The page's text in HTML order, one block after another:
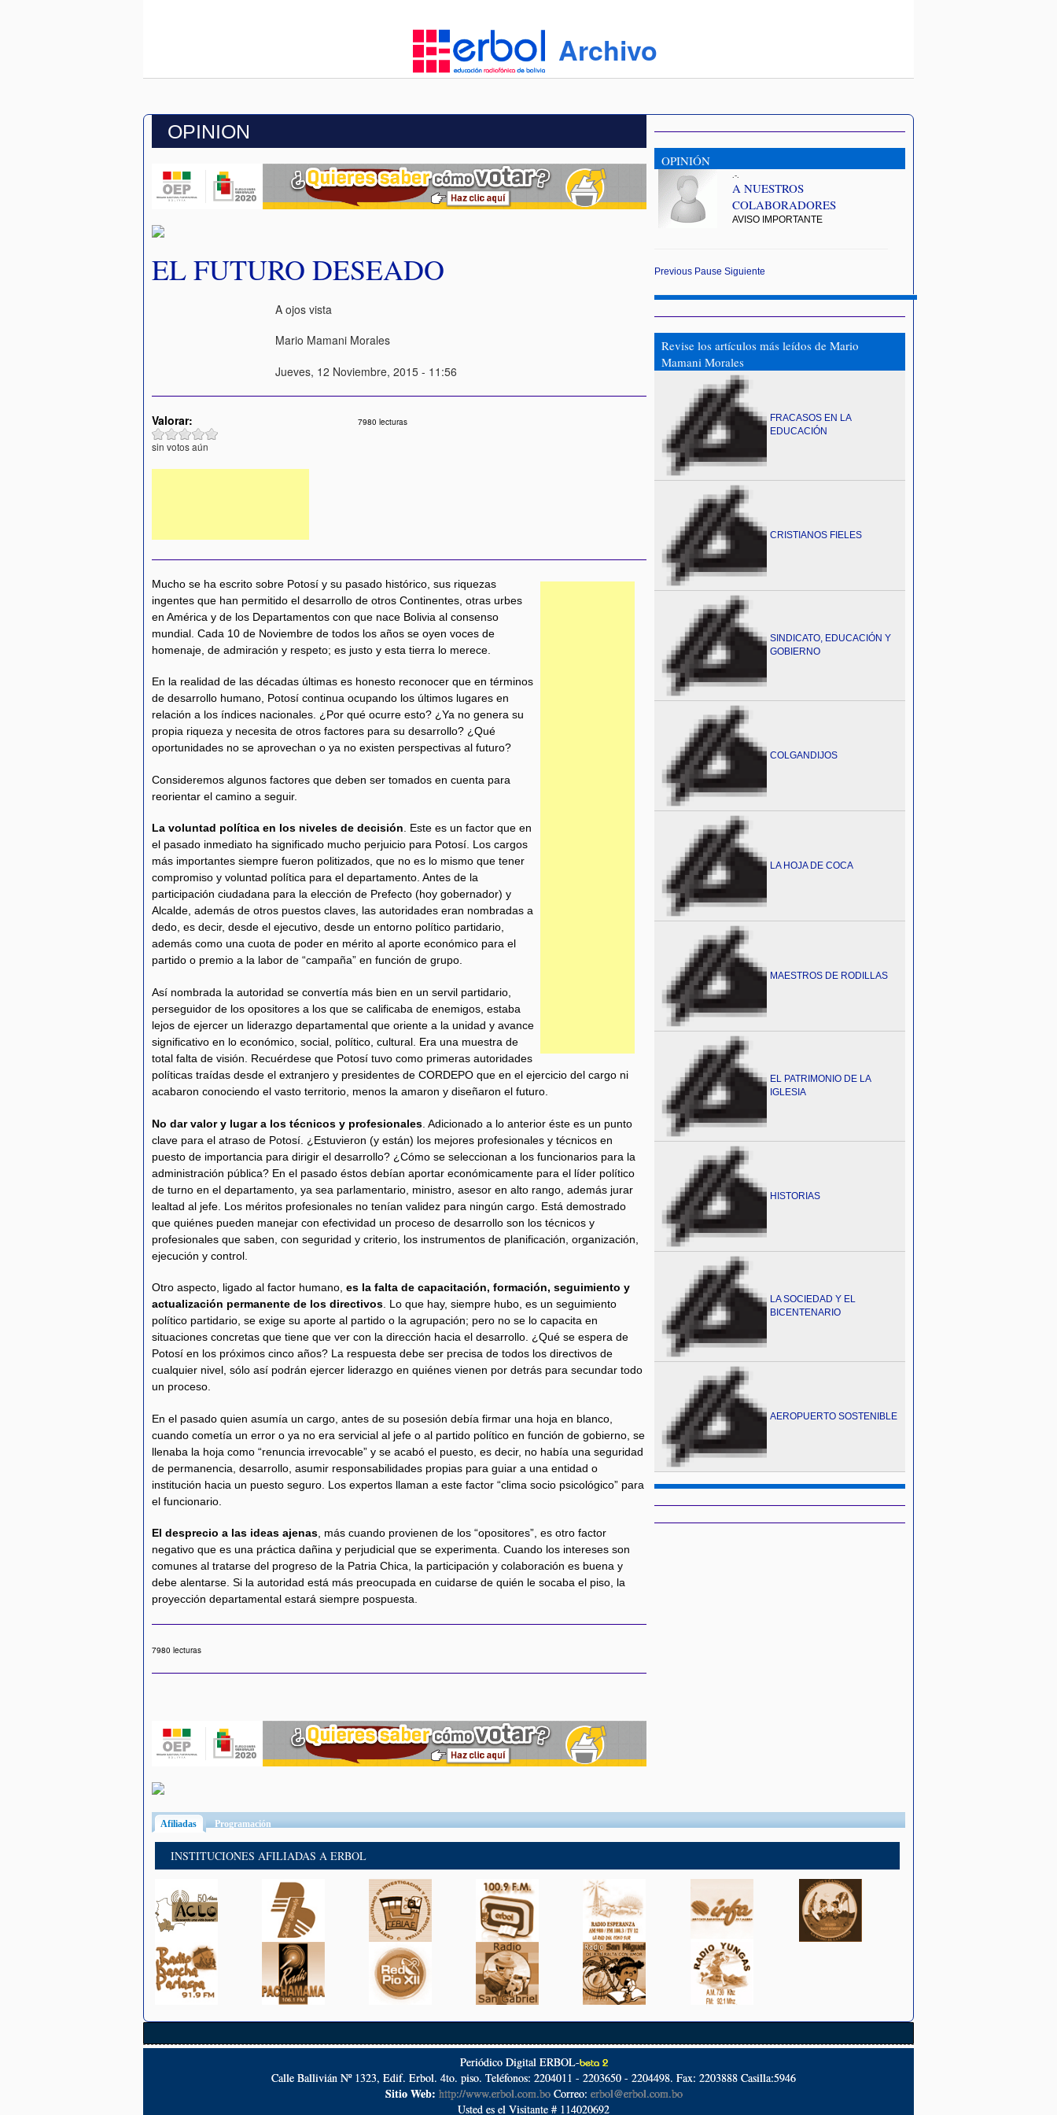
Archivo
OPINION
EL FUTURO DESEADO
A ojos vista
Mario Mamani Morales
Jueves, 12 Noviembre, 2015 - 11:56
Valorar:
sin votos aún
7980 lecturas
Mucho se ha escrito sobre Potosí y su pasado histórico, sus riquezas
ingentes que han permitido el desarrollo de otros Continentes, otras urbes
en América y de los Departamentos con que nace Bolivia al consenso
mundial. Cada 10 de Noviembre de todos los años se oyen voces de
homenaje, de admiración y respeto; es justo y esta tierra lo merece.
En la realidad de las décadas últimas es honesto reconocer que en términos
de desarrollo humano, Potosí continua ocupando los últimos lugares en
relación a los índices nacionales. ¿Por qué ocurre esto? ¿Ya no genera su
propia riqueza y necesita de otros factores para su desarrollo? ¿Qué
oportunidades no se aprovechan o ya no existen perspectivas al futuro?
Consideremos algunos factores que deben ser tomados en cuenta para
reorientar el camino a seguir.
La voluntad política en los niveles de decisión. Este es un factor que en
el pasado inmediato ha significado mucho perjuicio para Potosí. Los cargos
más importantes siempre fueron politizados, que no es lo mismo que tener
compromiso y voluntad política para el departamento. Antes de la
participación ciudadana para la elección de Prefecto (hoy gobernador) y
Alcalde, además de otros puestos claves, las autoridades eran nombradas a
dedo, es decir, desde el ejecutivo, desde un entorno político partidario,
además como una cuota de poder en mérito al aporte económico para el
partido o premio a la labor de “campaña” en función de grupo.
Así nombrada la autoridad se convertía más bien en un servil partidario,
perseguidor de los opositores a los que se calificaba de enemigos, estaba
lejos de ejercer un liderazgo departamental que oriente a la unidad y avance
significativo en lo económico, social, político, cultural. Era una muestra de
total falta de visión. Recuérdese que Potosí tuvo como primeras autoridades
políticas traídas desde el extranjero y presidentes de CORDEPO que en el ejercicio del cargo ni
acabaron conociendo el vasto territorio, menos la amaron y diseñaron el futuro.
No dar valor y lugar a los técnicos y profesionales . Adicionado a lo anterior éste es un punto
clave para el atraso de Potosí. ¿Estuvieron (y están) los mejores profesionales y técnicos en
puesto de importancia para dirigir el desarrollo? ¿Cómo se seleccionan a los funcionarios para la
administración pública? En el pasado éstos debían aportar económicamente para el líder político
de turno en el departamento, ya sea parlamentario, ministro, asesor en alto rango, además jurar
lealtad al jefe. Los méritos profesionales no tenían validez para ningún cargo. Está demostrado
que quiénes pueden manejar con efectividad un proceso de desarrollo son los técnicos y
profesionales que saben, con seguridad y criterio, los instrumentos de planificación, organización,
ejecución y control.
Otro aspecto, ligado al factor humano, es la falta de capacitación, formación, seguimiento y
actualización permanente de los directivos . Lo que hay, siempre hubo, es un seguimiento
político partidario, se exige su aporte al partido o la agrupación; pero no se lo capacita en
situaciones concretas que tiene que ver con la dirección hacia el desarrollo. ¿Qué se espera de
Potosí en los próximos cinco años? La respuesta debe ser precisa de todos los directivos de
cualquier nivel, sólo así podrán ejercer liderazgo en quiénes vienen por detrás para secundar todo
un proceso.
En el pasado quien asumía un cargo, antes de su posesión debía firmar una hoja en blanco,
cuando cometía un error o ya no era servicial al jefe o al partido político en función de gobierno, se
llenaba la hoja como “renuncia irrevocable” y se acabó el puesto, es decir, no había una seguridad
de permanencia, desarrollo, asumir responsabilidades propias para guiar a una entidad o
institución hacia un puesto seguro. Los expertos llaman a este factor “clima socio psicológico” para
el funcionario.
El desprecio a las ideas ajenas, más cuando provienen de los “opositores”, es otro factor
negativo que es una práctica dañina y perjudicial que se experimenta. Cuando los intereses son
comunes al tratarse del progreso de la Patria Chica, la participación y colaboración es buena y
debe alentarse. Si la autoridad está más preocupada en cuidarse de quién le socaba el piso, la
proyección departamental estará siempre pospuesta.
7980 lecturas
OPINIÓN
.-.
A NUESTROS
COLABORADORES
AVISO IMPORTANTE
Previous Pause Siguiente
Revise los artículos más leídos de Mario
Mamani Morales
FRACASOS EN LA
EDUCACIÓN
CRISTIANOS FIELES
SINDICATO, EDUCACIÓN Y
GOBIERNO
COLGANDIJOS
LA HOJA DE COCA
MAESTROS DE RODILLAS
EL PATRIMONIO DE LA
IGLESIA
HISTORIAS
LA SOCIEDAD Y EL
BICENTENARIO
AEROPUERTO SOSTENIBLE
Afiliadas (solapa activa)
Programación
INSTITUCIONES AFILIADAS A ERBOL
Periódico Digital ERBOL-beta 2
Calle Ballivián Nº 1323, Edif. Erbol. 4to. piso. Teléfonos: 2204011 - 2203650 - 2204498. Fax: 2203888 Casilla:5946
Sitio Web: http://www.erbol.com.boCorreo: erbol@erbol.com.bo
Usted es el Visitante # 114020692